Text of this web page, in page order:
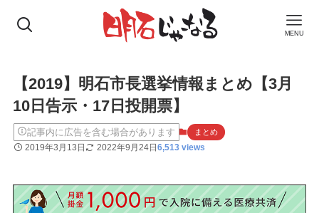
MENU
【2019】明石市長選挙情報まとめ【3月
10日告示・17日投開票】
記事内に広告を含む場合があります まとめ
2019年3月13日 2022年9月24日6,513 views